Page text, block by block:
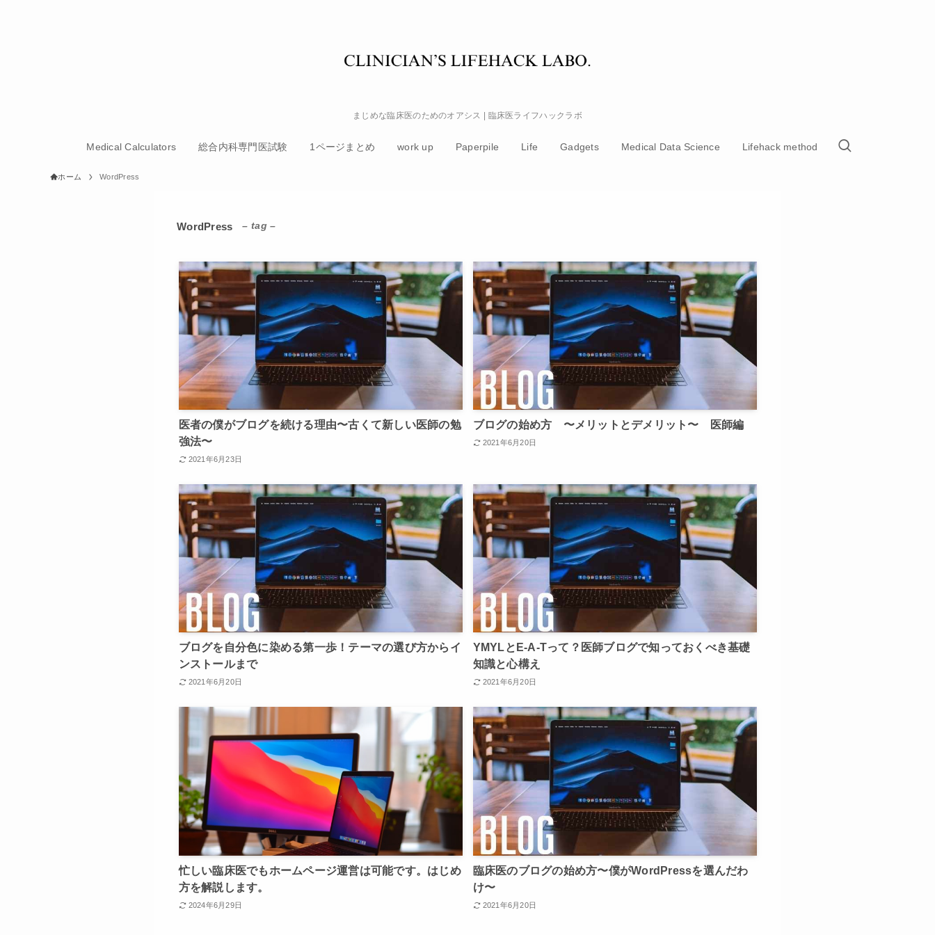
まじめな臨床医のためのオアシス | 臨床医ライフハックラボ
Medical Calculators 総合内科専門医試験 1ページまとめ work up Paperpile Life Gadgets Medical Data Science Lifehack method
ホーム WordPress
WordPress – tag –
医者の僕がブログを続ける理由〜古くて新しい医師の勉
強法〜
2021年6月23日
ブログの始め方 〜メリットとデメリット〜 医師編
2021年6月20日
ブログを自分色に染める第一歩！テーマの選び方からイ
ンストールまで
2021年6月20日
YMYLとE-A-Tって？医師ブログで知っておくべき基礎
知識と心構え
2021年6月20日
忙しい臨床医でもホームページ運営は可能です。はじめ
方を解説します。
2024年6月29日
臨床医のブログの始め方〜僕がWordPressを選んだわ
け〜
2021年6月20日